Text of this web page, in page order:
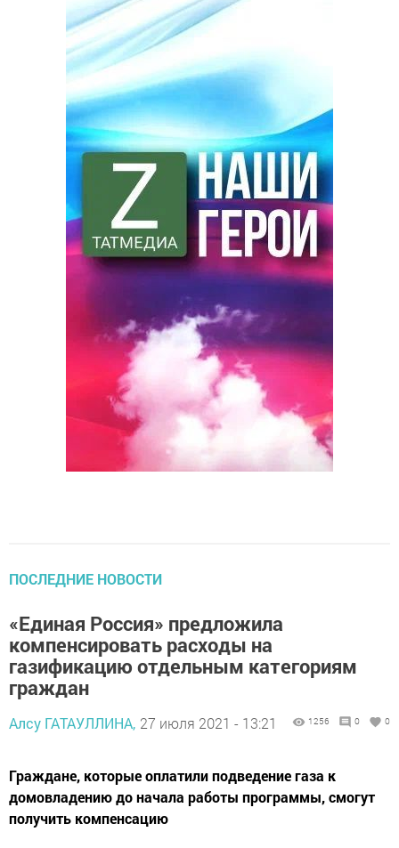
ПОСЛЕДНИЕ НОВОСТИ
«Единая Россия» предложила
компенсировать расходы на
газификацию отдельным категориям
граждан
Алсу ГАТАУЛЛИНА, 27 июля 2021 - 13:21 1256 0 0
Граждане, которые оплатили подведение газа к
домовладению до начала работы программы, смогут
получить компенсацию